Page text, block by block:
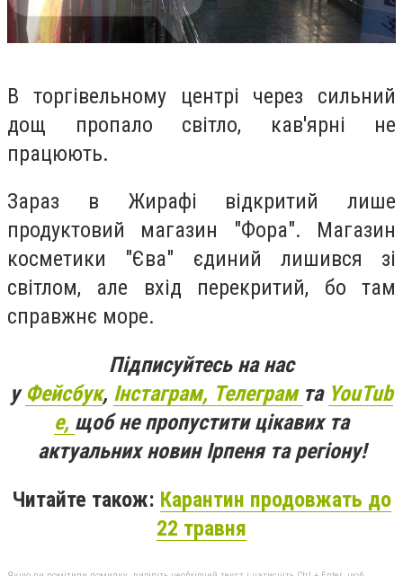
В торгівельному центрі через сильний
дощ пропало світло, кав'ярні не
працюють.
Зараз в Жирафі відкритий лише
продуктовий магазин "Фора". Магазин
косметики "Єва" єдиний лишився зі
світлом, але вхід перекритий, бо там
справжнє море.
Підписуйтесь на нас
уФейсбук, Інстаграм, Телеграм та YouTub
e, щоб не пропустити цікавих та
актуальних новин Ірпеня та регіону!
Читайте також: Карантин продовжать до
22 травня